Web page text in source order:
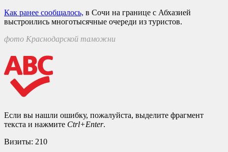
Как ранее сообщалось, в Сочи на границе с Абхазией
выстроились многотысячные очереди из туристов.
фото Краснодарской таможни
Если вы нашли ошибку, пожалуйста, выделите фрагмент
текста и нажмите Ctrl+Enter.
Визиты: 210